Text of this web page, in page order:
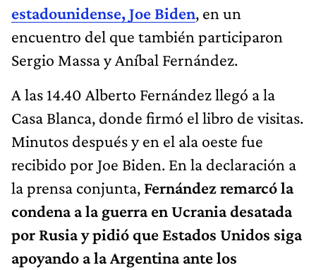
estadounidense, Joe Biden, en un
encuentro del que también participaron
Sergio Massa y Aníbal Fernández.
A las 14.40 Alberto Fernández llegó a la
Casa Blanca, donde firmó el libro de visitas.
Minutos después y en el ala oeste fue
recibido por Joe Biden. En la declaración a
la prensa conjunta, Fernández remarcó la
condena a la guerra en Ucrania desatada
por Rusia y pidió que Estados Unidos siga
apoyando a la Argentina ante los